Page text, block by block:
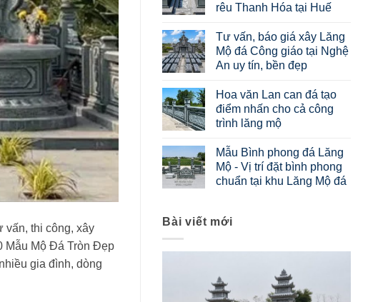
vấn, thi công, xây
Mẫu Mộ Đá Tròn Đẹp
gia đình, dòng
rêu Thanh Hóa tại Huế
Tư vấn, báo giá xây Lăng
Mộ đá Công giáo tại Nghệ
An uy tín, bền đẹp
Hoa văn Lan can đá tạo
điểm nhấn cho cả công
trình lăng mộ
Mẫu Bình phong đá Lăng
Mộ - Vị trí đặt bình phong
chuẩn tại khu Lăng Mộ đá
Bài viết mới